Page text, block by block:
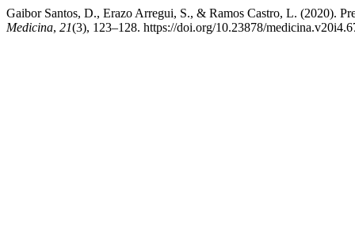
Gaibor Santos, D., Erazo Arregui, S., & Ramos Castro, L. (2020).
Medicina, 21(3), 123–128. https://doi.org/10.23878/